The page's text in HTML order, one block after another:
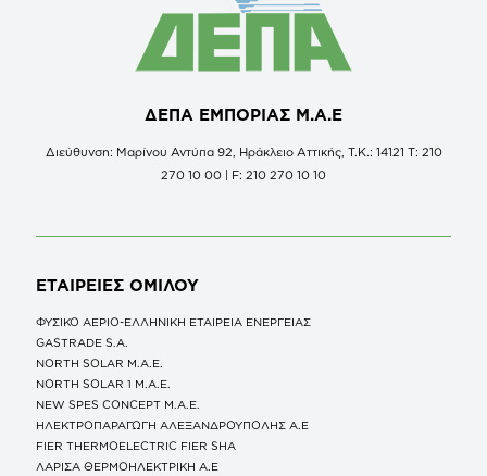
ΔΕΠΑ ΕΜΠΟΡΙΑΣ Μ.Α.Ε
Διεύθυνση: Μαρίνου Αντύπα 92, Ηράκλειο Αττικής, Τ.Κ.: 14121 Τ: 210
270 10 00 | F: 210 270 10 10
ΕΤΑΙΡΕΙΕΣ ΟΜΙΛΟΥ
ΦΥΣΙΚΟ ΑΕΡΙΟ-ΕΛΛΗΝΙΚΗ ΕΤΑΙΡΕΙΑ ΕΝΕΡΓΕΙΑΣ
GASTRADE S.A.
NORTH SOLAR M.Α.Ε.
NORTH SOLAR 1 M.Α.Ε.
NEW SPES CONCEPT Μ.Α.Ε.
ΗΛΕΚΤΡΟΠΑΡΑΓΩΓΗ ΑΛΕΞΑΝΔΡΟΥΠΟΛΗΣ A.E
FIER THERMOELECTRIC FIER SHA
ΛΑΡΙΣΑ ΘΕΡΜΟΗΛΕΚΤΡΙΚΗ A.E